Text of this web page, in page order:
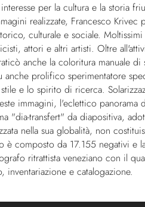
per la cultura e la storia
realizzate, Francesco Krivec
culturale e sociale.
attori e altri artisti. Oltre
anche la coloritura manuale
prolifico sperimentatore
e lo spirito di ricerca.
immagini, l'eclettico panorama
"dia-transfert" da diapositiva,
nella sua globalità, non
composto da 17.155 negativi e
ritrattista veneziano con il
e catalogazione.